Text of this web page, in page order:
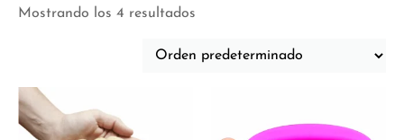
Mostrando los 4 resultados